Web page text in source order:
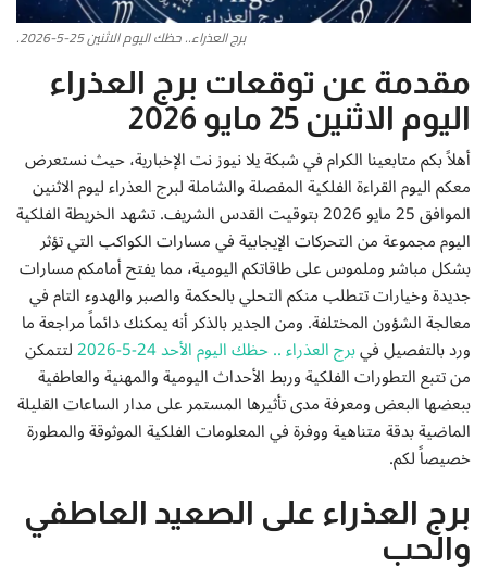
جاليري الفن التشكيلي
من نحن
سياسة الخصوصية
البنود والشروط
رئيس التحرير
إتصل بنا
برج العذراء.. حظك اليوم الاثنين 25-5-2026.
مقدمة عن توقعات برج العذراء
اليوم الاثنين 25 مايو 2026
أهلاً بكم متابعينا الكرام في شبكة يلا نيوز نت الإخبارية، حيث نستعرض
معكم اليوم القراءة الفلكية المفصلة والشاملة لبرج العذراء ليوم الاثنين
الموافق 25 مايو 2026 بتوقيت القدس الشريف. تشهد الخريطة الفلكية
اليوم مجموعة من التحركات الإيجابية في مسارات الكواكب التي تؤثر
بشكل مباشر وملموس على طاقاتكم اليومية، مما يفتح أمامكم مسارات
جديدة وخيارات تتطلب منكم التحلي بالحكمة والصبر والهدوء التام في
معالجة الشؤون المختلفة. ومن الجدير بالذكر أنه يمكنك دائماً مراجعة ما
ورد بالتفصيل فيبرج العذراء .. حظك اليوم الأحد 24-5-2026 لتتمكن
من تتبع التطورات الفلكية وربط الأحداث اليومية والمهنية والعاطفية
ببعضها البعض ومعرفة مدى تأثيرها المستمر على مدار الساعات القليلة
الماضية بدقة متناهية ووفرة في المعلومات الفلكية الموثوقة والمطورة
خصيصاً لكم.
برج العذراء على الصعيد العاطفي
والحب